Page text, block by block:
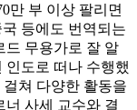
만 부 이상 팔리면
등에도 번역되는
드 무용가로 잘 알
인도로 떠나 수행했
쳐 다양한 활동을
너 사세 교수와 결